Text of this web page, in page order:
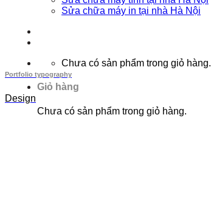
Sửa chữa máy in tại nhà Hà Nội
Chưa có sản phẩm trong giỏ hàng.
Giỏ hàng
Chưa có sản phẩm trong giỏ hàng.
Portfolio typography
Design